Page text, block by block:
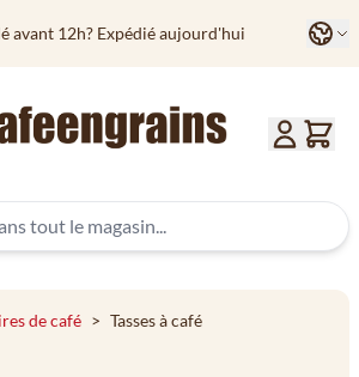
avant 12h? Expédié aujourd'hui
de café > Tasses à café